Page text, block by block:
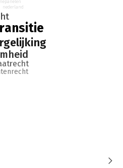
by the speakers at this
and related issues from a
nederland